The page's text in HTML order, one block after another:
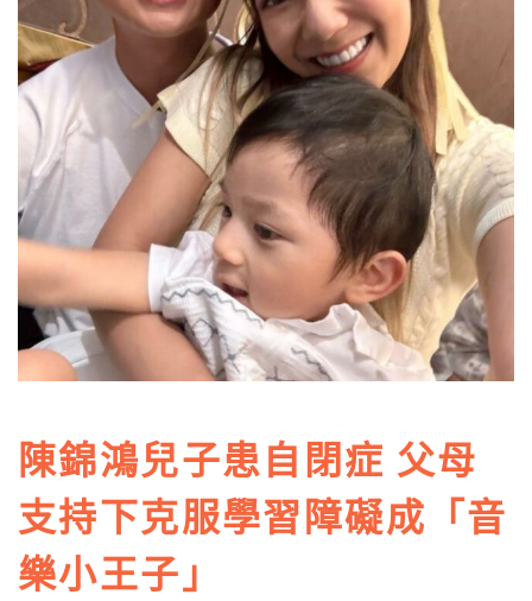
陳錦鴻兒子患自閉症 父母
支持下克服學習障礙成「音
樂小王子」